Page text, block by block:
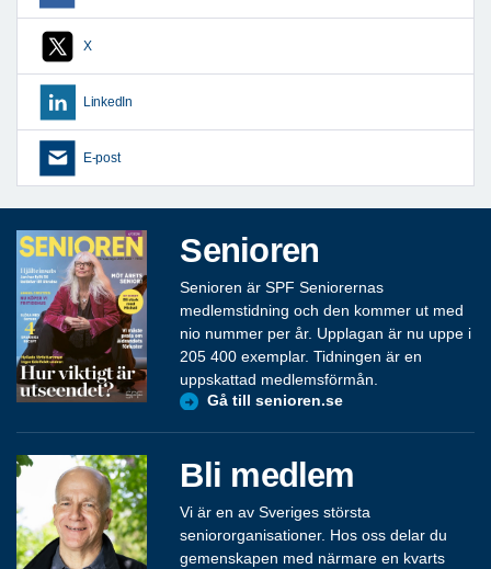
X
LinkedIn
E-post
Senioren
Senioren är SPF Seniorernas
medlemstidning och den kommer ut med
nio nummer per år. Upplagan är nu uppe i
205 400 exemplar. Tidningen är en
uppskattad medlemsförmån.
Gå till senioren.se
Bli medlem
Vi är en av Sveriges största
seniororganisationer. Hos oss delar du
gemenskapen med närmare en kvarts